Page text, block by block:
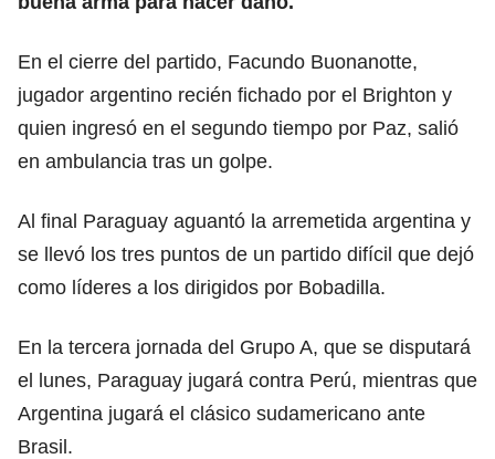
En el cierre del partido, Facundo Buonanotte,
jugador argentino recién fichado por el Brighton y
quien ingresó en el segundo tiempo por Paz, salió
en ambulancia tras un golpe.
Al final Paraguay aguantó la arremetida argentina y
se llevó los tres puntos de un partido difícil que dejó
como líderes a los dirigidos por Bobadilla.
En la tercera jornada del Grupo A, que se disputará
el lunes, Paraguay jugará contra Perú, mientras que
Argentina jugará el clásico sudamericano ante
Brasil.